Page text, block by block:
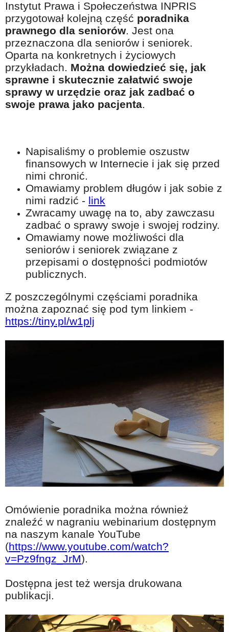
Na wesoło
Hobby i pasje
Żyj aktywnie
60plus - najcenniejsi klienci
Dobra opieka
Warto naśladować
O finansach i społeczeństwie - edukacja nie tylko dla 60plus
Ciekawe książki
Stop samotności
Z internetem za pan brat
Bezpiecznie i w zgodzie z prawem
Instytut Prawa i Społeczeństwa INPRIS
przygotował kolejną część poradnika
prawnego dla seniorów. Jest ona
przeznaczona dla seniorów i seniorek.
Oparta na konkretnych i życiowych
przykładach. Można dowiedzieć się, jak
sprawne i skutecznie załatwić swoje
sprawy w urzędzie oraz jak zadbać o
swoje prawa jako pacjenta.
Napisaliśmy o problemie oszustw
finansowych w Internecie i jak się przed
nimi chronić.
Omawiamy problem długów i jak sobie z
nimi radzić - link
Zwracamy uwagę na to, aby zawczasu
zadbać o sprawy swoje i swojej rodziny.
Omawiamy nowe możliwości dla
seniorów i seniorek związane z
przepisami o dostępności podmiotów
publicznych.
Z poszczególnymi częściami poradnika
można zapoznać się pod tym linkiem -
https://tiny.pl/w1plj
Omówienie poradnika można również
znaleźć w nagraniu webinarium dostępnym
na naszym kanale YouTube
(https://www.youtube.com/watch?
v=Pz9fngz_JrM).
Dostępna jest też wersja drukowana
publikacji.